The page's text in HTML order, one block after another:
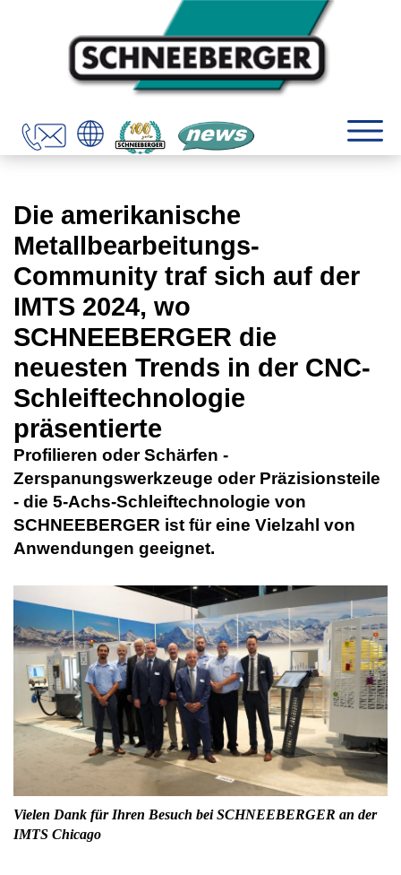
Die amerikanische
Metallbearbeitungs-
Community traf sich auf der
IMTS 2024, wo
SCHNEEBERGER die
neuesten Trends in der CNC-
Schleiftechnologie
präsentierte
Profilieren oder Schärfen -
Zerspanungswerkzeuge oder Präzisionsteile
- die 5-Achs-Schleiftechnologie von
SCHNEEBERGER ist für eine Vielzahl von
Anwendungen geeignet.
Vielen Dank für Ihren Besuch bei SCHNEEBERGER an der
IMTS Chicago